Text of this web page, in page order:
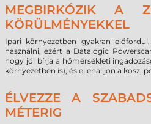
MEGBIRKÓZIK A
KÖRÜLMÉNYEKKEL
Ipari környezetben gyakran
használni, ezért a Datalogic
hogy jól bírja a hőmérsékleti
környezetben is), és ellenálljon a kosz,
ÉLVEZZE A
MÉTERIG